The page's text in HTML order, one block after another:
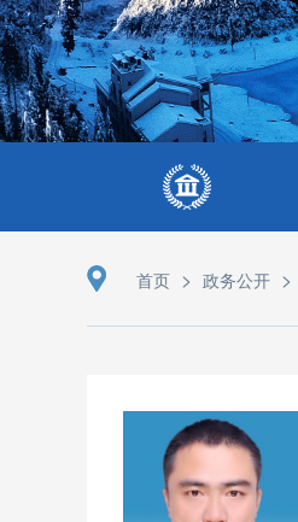
首页 > 政务公开 >